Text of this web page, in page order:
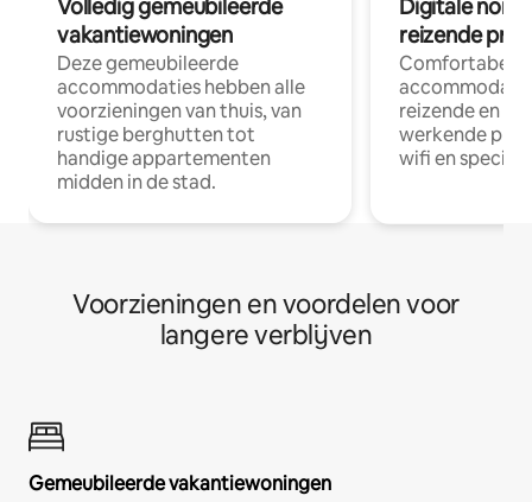
Volledig gemeubileerde
vakantiewoningen
Deze gemeubileerde
accommodaties hebben alle
voorzieningen van thuis, van
rustige berghutten tot
handige appartementen
midden in de stad.
Digitale
reizende
Comfortabele
reizende en
werkende
wifi en
Voorzieningen en voordelen voor
langere verblijven
Gemeubileerde vakantiewoningen